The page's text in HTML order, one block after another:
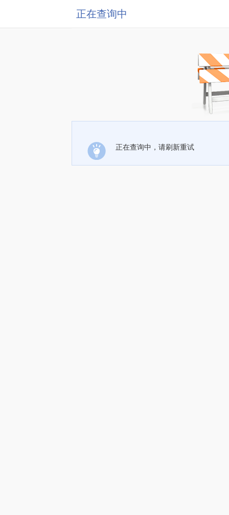
正在查询中
正在查询中，请刷新重试